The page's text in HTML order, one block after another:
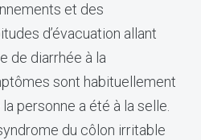
et des
d’évacuation allant
de diarrhée à la
sont habituellement
personne a été à la selle.
du côlon irritable